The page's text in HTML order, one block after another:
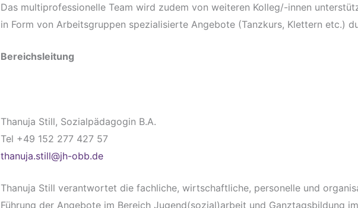
Das multiprofessionelle Team wird zudem von weiteren Kolleg/-innen
in Form von Arbeitsgruppen spezialisierte Angebote (Tanzkurs, Klettern etc.)
Bereichsleitung
Thanuja Still, Sozialpädagogin B.A.
Tel +49 152 277 427 57
thanuja.still@jh-obb.de
Thanuja Still verantwortet die fachliche, wirtschaftliche, personelle und
Führung der Angebote im Bereich Jugend(sozial)arbeit und Ganztagsbildung im